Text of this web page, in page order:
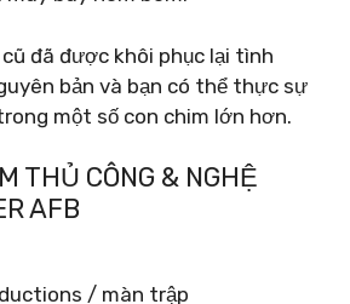
đã được khôi phục lại tình
bản và bạn có thể thực sự
một số con chim lớn hơn.
THỦ CÔNG & NGHỆ
AFB
/ màn trập